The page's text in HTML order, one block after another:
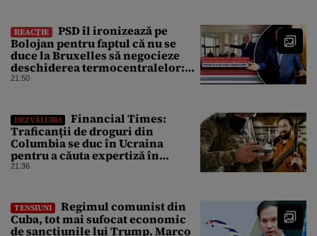
REACȚIE
PSD îl ironizează pe
Bolojan pentru faptul că nu se
duce la Bruxelles să negocieze
deschiderea termocentralelor:
„Pentru că a dat afară
21:50
DEZVĂLUIRI
Financial Times:
Traficanții de droguri din
Columbia se duc în Ucraina
pentru a căuta expertiză în
domeniul dronelor
21:36
TENSIUNI
Regimul comunist din
Cuba, tot mai sufocat economic
de sancțiunile lui Trump. Marco